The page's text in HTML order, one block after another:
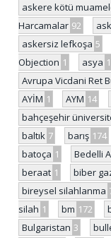
askere kötü
Harcamalar 92
askersiz lefkoşa 5
Objection 1 asya 1
Avrupa Vicdani Ret
AYİM 1 AYM 14
bahçeşehir
baltık 7 barış 174
batoça 1 Bedelli
beraat 1 biber
bireysel silahlanma
silah 1 bm 172
Bulgaristan 3